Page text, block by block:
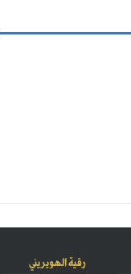
رقية الهويريني